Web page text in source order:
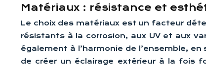
Matériaux : résistance et
Le choix des matériaux est un facteur
résistants à la corrosion, aux UV et aux
également à l’harmonie de l’ensemble,
de créer un éclairage extérieur à la fois